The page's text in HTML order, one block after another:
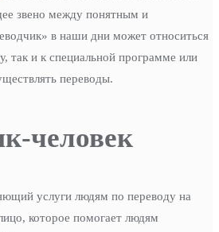
звено между понятным и
в наши дни может относиться
так и к специальной программе или
переводы.
человек
услуги людям по переводу на
которое помогает людям